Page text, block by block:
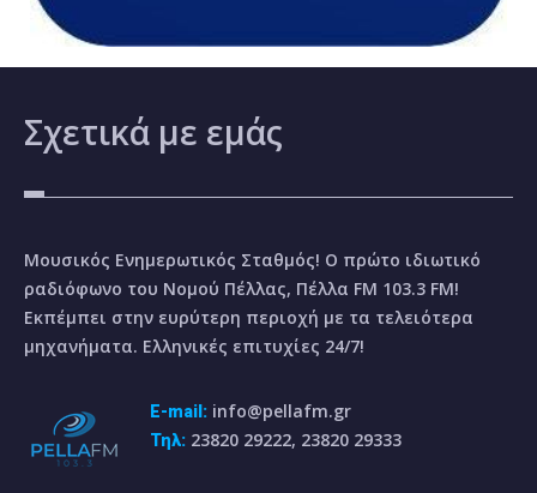
Σχετικά με εμάς
Μουσικός Ενημερωτικός Σταθμός! Ο πρώτο ιδιωτικό
ραδιόφωνο του Νομού Πέλλας, Πέλλα FM 103.3 FM!
Εκπέμπει στην ευρύτερη περιοχή με τα τελειότερα
μηχανήματα. Ελληνικές επιτυχίες 24/7!
E-mail: info@pellafm.gr
Τηλ: 23820 29222, 23820 29333